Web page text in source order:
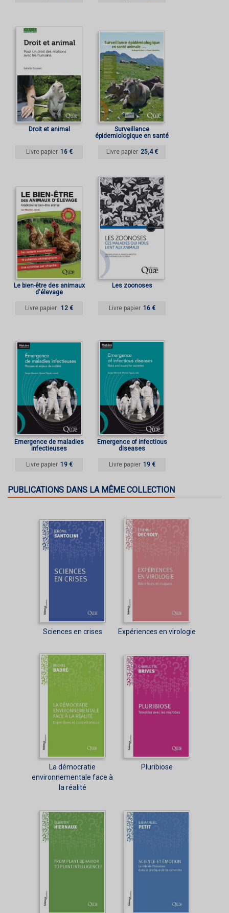
Droit et animal
Livre papier 16 €
Surveillance
épidemiologique en santé
Livre papier 25,4 €
Le bien-être des animaux
d'élevage
Livre papier 12 €
Les zoonoses
Livre papier 16 €
Émergence de maladies
infectieuses
Livre papier 19 €
Emergence of infectious
diseases
Livre papier 19 €
PUBLICATIONS DANS LA MÊME COLLECTION
Sciences en crises Expériences en virologie
La démocratie
environnementale face à
la réalité
Pluribiose